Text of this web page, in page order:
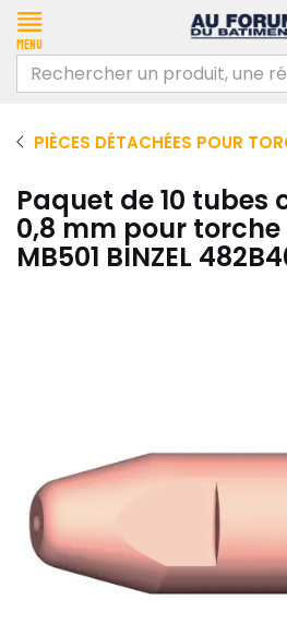
Menu
PIÈCES DÉTACHÉES POUR
Paquet de 10 tubes
0,8 mm pour torche
MB501 BINZEL